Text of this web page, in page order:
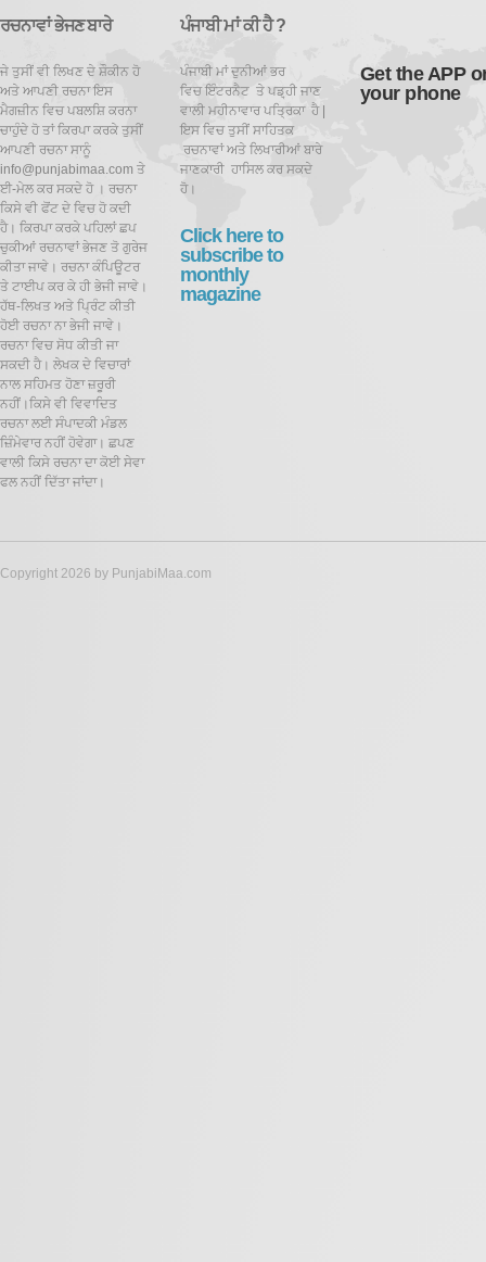
ਰਚਨਾਵਾਂ ਭੇਜਣ ਬਾਰੇ
ਜੇ ਤੁਸੀਂ ਵੀ ਲਿਖਣ ਦੇ ਸ਼ੌਕੀਨ ਹੋ
ਅਤੇ ਆਪਣੀ ਰਚਨਾ ਇਸ
ਮੈਗਜ਼ੀਨ ਵਿਚ ਪਬਲਸ਼ਿ ਕਰਨਾ
ਚਾਹੁੰਦੇ ਹੋ ਤਾਂ ਕਿਰਪਾ ਕਰਕੇ ਤੁਸੀਂ
ਆਪਣੀ ਰਚਨਾ ਸਾਨੂੰ
info@punjabimaa.com ਤੇ
ਈ-ਮੇਲ ਕਰ ਸਕਦੇ ਹੋ । ਰਚਨਾ
ਕਿਸੇ ਵੀ ਫੋਂਟ ਦੇ ਵਿਚ ਹੋ ਕਦੀ
ਹੈ। ਕਿਰਪਾ ਕਰਕੇ ਪਹਿਲਾਂ ਛਪ
ਚੁਕੀਆਂ ਰਚਨਾਵਾਂ ਭੇਜਣ ਤੋ ਗੁਰੇਜ
ਕੀਤਾ ਜਾਵੇ। ਰਚਨਾ ਕੰਪਿਊਟਰ
ਤੇ ਟਾਈਪ ਕਰ ਕੇ ਹੀ ਭੇਜੀ ਜਾਵੇ।
ਹੱਥ-ਲਿਖਤ ਅਤੇ ਪ੍ਰਿੰਟ ਕੀਤੀ
ਹੋਈ ਰਚਨਾ ਨਾ ਭੇਜੀ ਜਾਵੇ।
ਰਚਨਾ ਵਿਚ ਸੋਧ ਕੀਤੀ ਜਾ
ਸਕਦੀ ਹੈ। ਲੇਖਕ ਦੇ ਵਿਚਾਰਾਂ
ਨਾਲ ਸਹਿਮਤ ਹੋਣਾ ਜ਼ਰੂਰੀ
ਨਹੀਂ।ਕਿਸੇ ਵੀ ਵਿਵਾਦਿਤ
ਰਚਨਾ ਲਈ ਸੰਪਾਦਕੀ ਮੰਡਲ
ਜ਼ਿੰਮੇਵਾਰ ਨਹੀਂ ਹੋਵੇਗਾ। ਛਪਣ
ਵਾਲੀ ਕਿਸੇ ਰਚਨਾ ਦਾ ਕੋਈ ਸੇਵਾ
ਫਲ ਨਹੀਂ ਦਿੱਤਾ ਜਾਂਦਾ।
ਪੰਜਾਬੀ ਮਾਂ ਕੀ ਹੈ ?
ਪੰਜਾਬੀ ਮਾਂ ਦੁਨੀਆਂ ਭਰ
ਵਿਚ ਇੰਟਰਨੈਟ ਤੇ ਪਡ਼੍ਹੀ ਜਾਣ
ਵਾਲੀ ਮਹੀਨਾਵਾਰ ਪਤ੍ਰਿਕਾ ਹੈ |
ਇਸ ਵਿਚ ਤੁਸੀਂ ਸਾਹਿਤਕ
ਰਚਨਾਵਾਂ ਅਤੇ ਲਿਖਾਰੀਆਂ ਬਾਰੇ
ਜਾਣਕਾਰੀ ਹਾਸਿਲ ਕਰ ਸਕਦੇ
ਹੋ।
Click here to
subscribe to
monthly
magazine
Get the APP
your phone
Copyright 2026 by PunjabiMaa.com